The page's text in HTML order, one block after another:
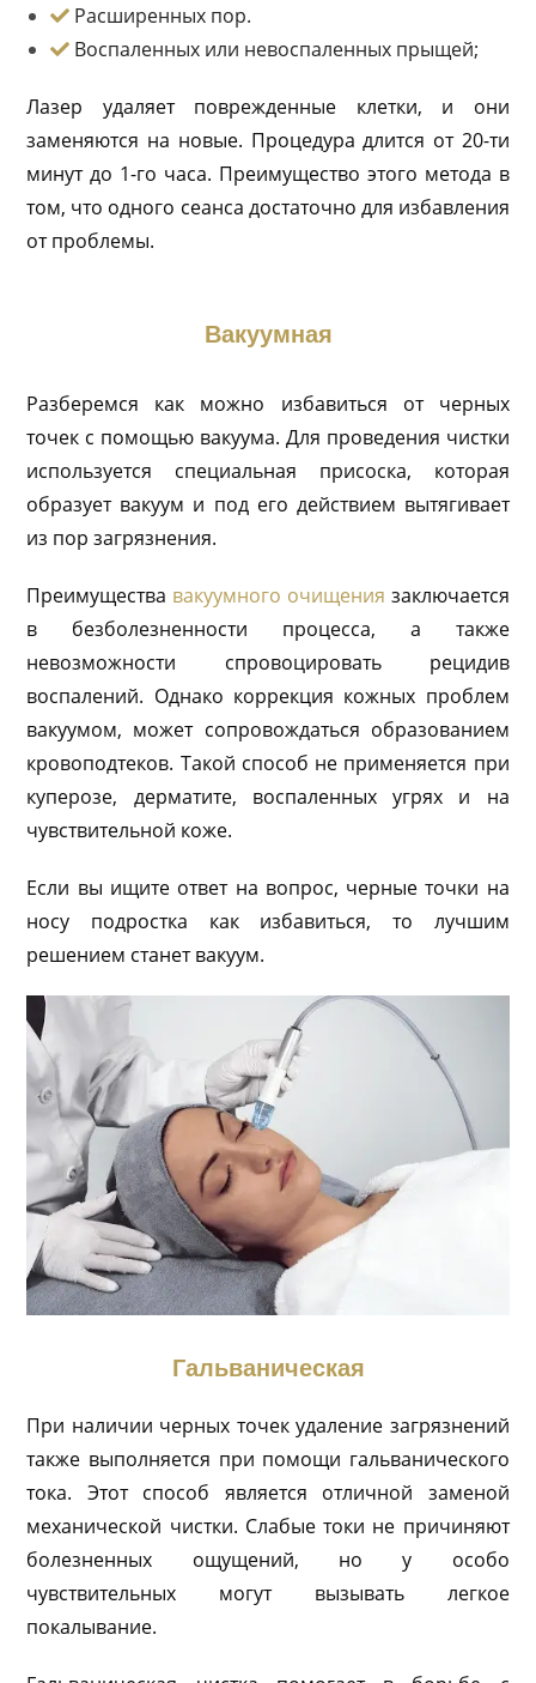
Расширенных пор.
Воспаленных или невоспаленных прыщей;
Лазер удаляет поврежденные клетки, и они
заменяются на новые. Процедура длится от 20-ти
минут до 1-го часа. Преимущество этого метода в
том, что одного сеанса достаточно для избавления
от проблемы.
Вакуумная
Разберемся как можно избавиться от черных
точек с помощью вакуума. Для проведения чистки
используется специальная присоска, которая
образует вакуум и под его действием вытягивает
из пор загрязнения.
Преимущества вакуумного очищения заключается
в безболезненности процесса, а также
невозможности спровоцировать рецидив
воспалений. Однако коррекция кожных проблем
вакуумом, может сопровождаться образованием
кровоподтеков. Такой способ не применяется при
куперозе, дерматите, воспаленных угрях и на
чувствительной коже.
Если вы ищите ответ на вопрос, черные точки на
носу подростка как избавиться, то лучшим
решением станет вакуум.
Гальваническая
При наличии черных точек удаление загрязнений
также выполняется при помощи гальванического
тока. Этот способ является отличной заменой
механической чистки. Слабые токи не причиняют
болезненных ощущений, но у особо
чувствительных могут вызывать легкое
покалывание.